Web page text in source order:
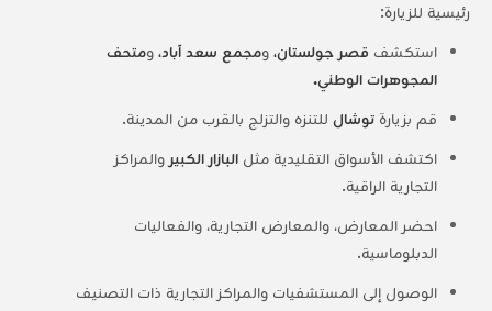
رئيسية للزيارة:
استكشف قصر جولستان،ومجمع سعد آباد،ومتحف
المجوهرات الوطني.
قم بزيارة توشالللتنزه والتزلج بالقرب من المدينة.
اكتشف الأسواق التقليدية مثل البازار الكبير والمراكز
التجارية الراقية.
احضر المعارض، والمعارض التجارية، والفعاليات
الدبلوماسية.
الوصول إلى المستشفيات والمراكز التجارية ذات التصنيف